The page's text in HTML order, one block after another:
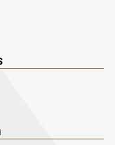
róży
i
kremowej wanilii z
gładki,
perfumowana Regio